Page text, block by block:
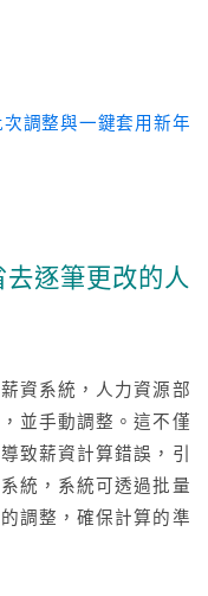
調整與一鍵套用新年
逐筆更改的人
資系統，人力資源部
並手動調整。這不僅
致薪資計算錯誤，引
統，系統可透過批量
調整，確保計算的準